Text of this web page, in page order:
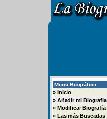
Menú Biográfico
» Inicio
» Añadir mi Biografia
» Modificar Biografía
» Las más Buscadas